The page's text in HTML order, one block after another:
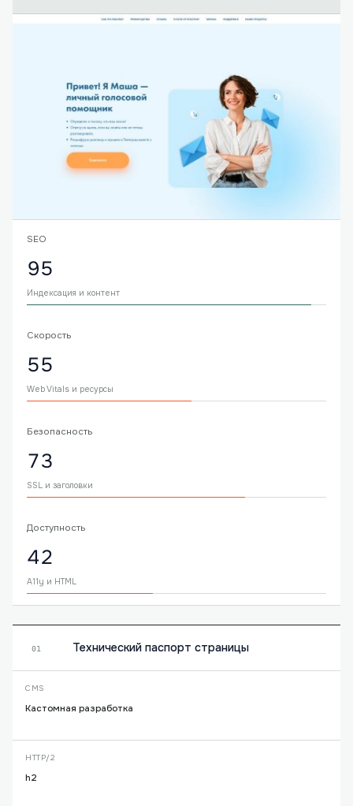
SEO
95
Индексация и контент
Скорость
55
Web Vitals и ресурсы
Безопасность
73
SSL и заголовки
Доступность
42
A11y и HTML
01 Технический паспорт страницы
CMS
Кастомная разработка
HTTP/2
h2